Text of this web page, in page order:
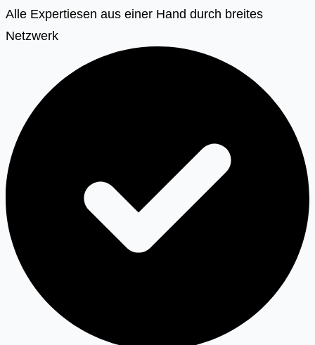
Alle Expertiesen aus einer Hand durch breites
Netzwerk